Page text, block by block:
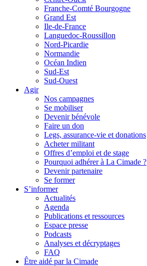
Franche-Comté Bourgogne
Grand Est
Ile-de-France
Languedoc-Roussillon
Nord-Picardie
Normandie
Océan Indien
Sud-Est
Sud-Ouest
Agir
Nos campagnes
Se mobiliser
Devenir bénévole
Faire un don
Legs, assurance-vie et donations
Acheter militant
Offres d’emploi et de stage
Pourquoi adhérer à La Cimade ?
Devenir partenaire
Se former
S’informer
Actualités
Agenda
Publications et ressources
Espace presse
Podcasts
Analyses et décryptages
FAQ
Être aidé par la Cimade